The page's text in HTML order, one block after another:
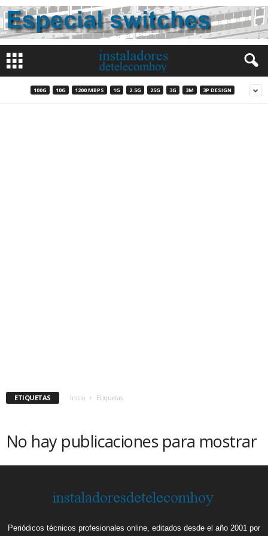
100G 10G 1200 MBPS 1G 2.5G 25G 3G 3M 3P DESIGN
ETIQUETAS Inicio Etiquetas
No hay publicaciones para mostrar
Periódicos técnicos profesionales online, editados desde el año 2001 por